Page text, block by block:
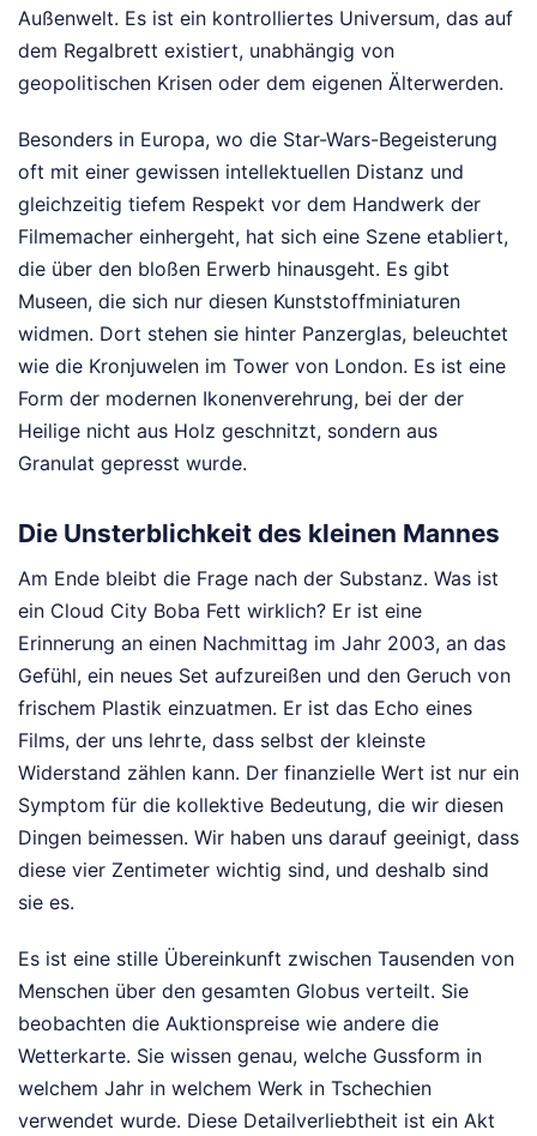
Außenwelt. Es ist ein kontrolliertes Universum, das auf
dem Regalbrett existiert, unabhängig von
geopolitischen Krisen oder dem eigenen Älterwerden.
Besonders in Europa, wo die Star-Wars-Begeisterung
oft mit einer gewissen intellektuellen Distanz und
gleichzeitig tiefem Respekt vor dem Handwerk der
Filmemacher einhergeht, hat sich eine Szene etabliert,
die über den bloßen Erwerb hinausgeht. Es gibt
Museen, die sich nur diesen Kunststoffminiaturen
widmen. Dort stehen sie hinter Panzerglas, beleuchtet
wie die Kronjuwelen im Tower von London. Es ist eine
Form der modernen Ikonenverehrung, bei der der
Heilige nicht aus Holz geschnitzt, sondern aus
Granulat gepresst wurde.
Die Unsterblichkeit des kleinen Mannes
Am Ende bleibt die Frage nach der Substanz. Was ist
ein Cloud City Boba Fett wirklich? Er ist eine
Erinnerung an einen Nachmittag im Jahr 2003, an das
Gefühl, ein neues Set aufzureißen und den Geruch von
frischem Plastik einzuatmen. Er ist das Echo eines
Films, der uns lehrte, dass selbst der kleinste
Widerstand zählen kann. Der finanzielle Wert ist nur ein
Symptom für die kollektive Bedeutung, die wir diesen
Dingen beimessen. Wir haben uns darauf geeinigt, dass
diese vier Zentimeter wichtig sind, und deshalb sind
sie es.
Es ist eine stille Übereinkunft zwischen Tausenden von
Menschen über den gesamten Globus verteilt. Sie
beobachten die Auktionspreise wie andere die
Wetterkarte. Sie wissen genau, welche Gussform in
welchem Jahr in welchem Werk in Tschechien
verwendet wurde. Diese Detailverliebtheit ist ein Akt